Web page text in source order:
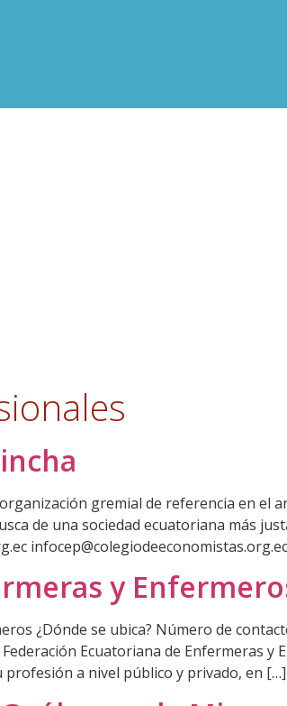
gremial de referencia en el
de una sociedad ecuatoriana más
y
¿Dónde se ubica? Número de
Ecuatoriana de Enfermeras y
a nivel público y privado, en […]